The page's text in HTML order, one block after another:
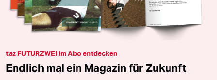
taz FUTURZWEI im Abo entdecken
Endlich mal ein Magazin für Zukunft